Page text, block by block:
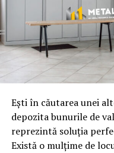
Eşti în căutarea unei
depozita bunurile de
reprezintă soluția
Există o mulțime de